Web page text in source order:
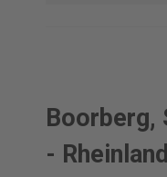
Boorberg,
-